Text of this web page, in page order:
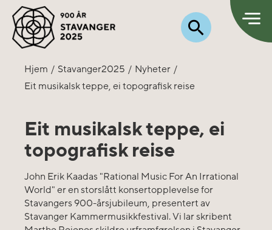
Hjem Stavanger2025
Nyheter
Eit musikalsk teppe, ei topografisk reise
Eit musikalsk teppe, ei
topografisk reise
John Erik Kaadas "Rational Music For An Irrational
World" er en storslått konsertopplevelse for
Stavangers 900-årsjubileum, presentert av
Stavanger Kammermusikkfestival. Vi lar skribent